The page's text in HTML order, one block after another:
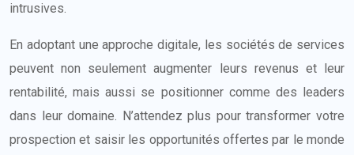
intrusives.
En adoptant une approche digitale, les sociétés de services
peuvent non seulement augmenter leurs revenus et leur
rentabilité, mais aussi se positionner comme des leaders
dans leur domaine. N’attendez plus pour transformer votre
prospection et saisir les opportunités offertes par le monde